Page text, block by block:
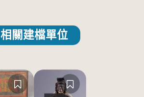
相關建檔單位